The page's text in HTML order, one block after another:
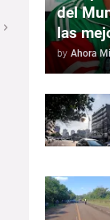
del
las
by Ahora